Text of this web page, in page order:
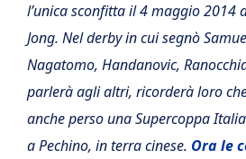
l’unica sconfitta il 4 maggio 2014
Jong. Nel derby in cui segnò
Nagatomo, Handanovic,
parlerà agli altri, ricorderà loro
anche perso una Supercoppa
a Pechino, in terra cinese. Ora le